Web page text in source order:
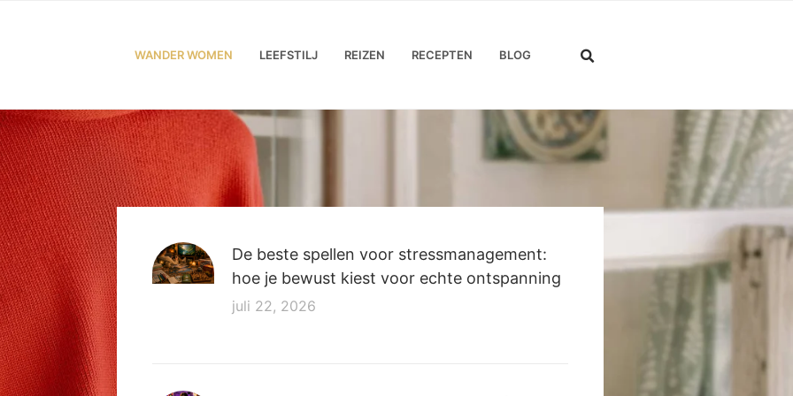
WANDER WOMEN LEEFSTILJ REIZEN RECEPTEN BLOG
De beste spellen voor stressmanagement:
hoe je bewust kiest voor echte ontspanning
juli 22, 2026